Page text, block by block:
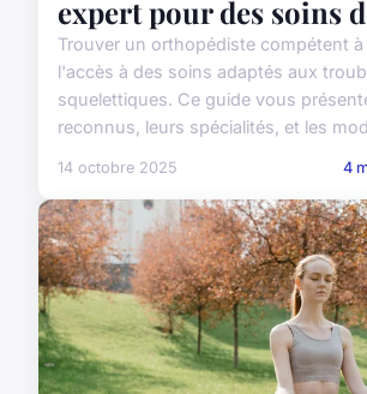
expert pour des soins
Trouver un orthopédiste compétent à
l'accès à des soins adaptés aux
squelettiques. Ce guide vous
reconnus, leurs spécialités, et les
14 octobre 2025 4